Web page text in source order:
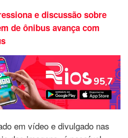
e discussão sobre
de ônibus avança com
em vídeo e divulgado nas